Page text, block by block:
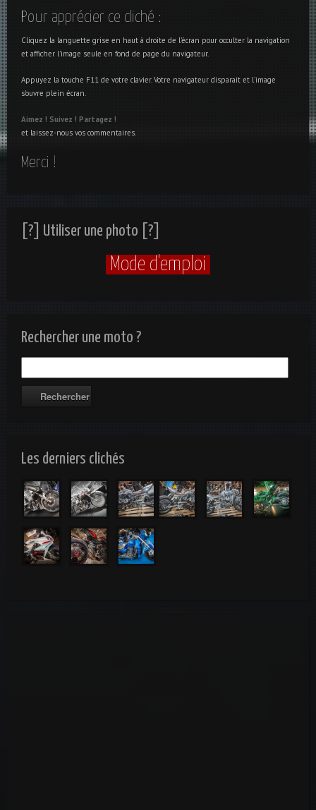
Pour apprécier ce cliché :
Cliquez la languette grise en haut à droite de l'écran pour occulter la navigation
et afficher l'image seule en fond de page du navigateur.
Appuyez la touche F11 de votre clavier. Votre navigateur disparait et l'image
s'ouvre plein écran.
Aimez ! Suivez ! Partagez !
et laissez-nous vos commentaires.
Merci !
[?] Utiliser une photo [?]
Mode d'emploi
Rechercher une moto ?
Les derniers clichés